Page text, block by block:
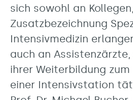
sich sowohl an
Zusatzbezeichnung
Intensivmedizin
auch an
ihrer Weiterbildung
einer Intensivstation